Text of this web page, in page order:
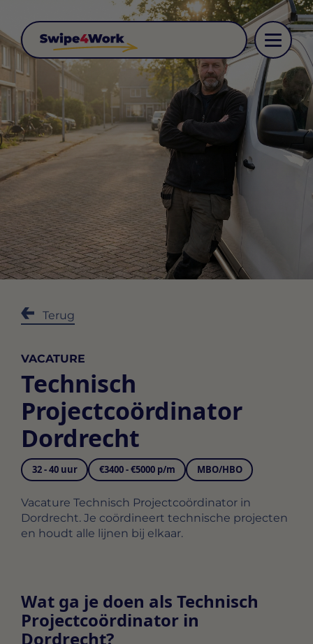
Terug
VACATURE
Technisch
Projectcoördinator
Dordrecht
32 - 40 uur €3400 - €5000 p/m MBO/HBO
Vacature Technisch Projectcoördinator in
Dordrecht. Je coördineert technische projecten
en houdt alle lijnen bij elkaar.
Wat ga je doen als Technisch
Projectcoördinator in
Dordrecht?